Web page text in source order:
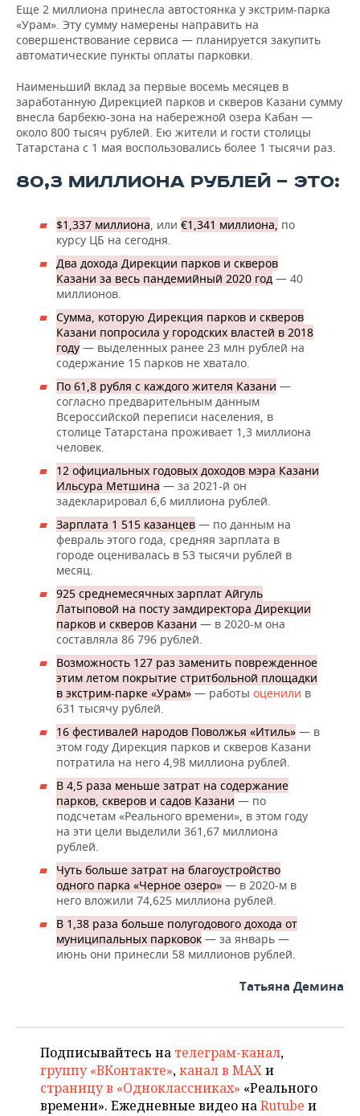
Еще 2 миллиона принесла автостоянка у экстрим-парка
«Урам». Эту сумму намерены направить на
совершенствование сервиса — планируется закупить
автоматические пункты оплаты парковки.
Наименьший вклад за первые восемь месяцев в
заработанную Дирекцией парков и скверов Казани сумму
внесла барбекю-зона на набережной озера Кабан —
около 800 тысяч рублей. Ею жители и гости столицы
Татарстана с 1 мая воспользовались более 1 тысячи раз.
80,3 МИЛЛИОНА РУБЛЕЙ — ЭТО:
$1,337 миллиона , или €1,341 миллиона, по
курсу ЦБ на сегодня.
Два дохода Дирекции парков и скверов
Казани за весь пандемийный 2020 год — 40
миллионов.
Сумма, которую Дирекция парков и скверов
Казани попросила у городских властей в 2018
году — выделенных ранее 23 млн рублей на
содержание 15 парков не хватало.
По 61,8 рубля с каждого жителя Казани —
согласно предварительным данным
Всероссийской переписи населения, в
столице Татарстана проживает 1,3 миллиона
человек.
12 официальных годовых доходов мэра Казани
Ильсура Метшина — за 2021-й он
задекларировал 6,6 миллиона рублей.
Зарплата 1 515 казанцев — по данным на
февраль этого года, средняя зарплата в
городе оценивалась в 53 тысячи рублей в
месяц.
925 среднемесячных зарплат Айгуль
Латыповой на посту замдиректора Дирекции
парков и скверов Казани — в 2020-м она
составляла 86 796 рублей.
Возможность 127 раз заменить поврежденное
этим летом покрытие стритбольной площадки
в экстрим-парке «Урам» — работы оценили в
631 тысячу рублей.
16 фестивалей народов Поволжья «Итиль» — в
этом году Дирекция парков и скверов Казани
потратила на него 4,98 миллиона рублей.
В 4,5 раза меньше затрат на содержание
парков, скверов и садов Казани — по
подсчетам «Реального времени», в этом году
на эти цели выделили 361,67 миллиона
рублей.
Чуть больше затрат на благоустройство
одного парка «Черное озеро» — в 2020-м в
него вложили 74,625 миллиона рублей.
В 1,38 раза больше полугодового дохода от
муниципальных парковок — за январь —
июнь они принесли 58 миллионов рублей.
Татьяна Демина
Подписывайтесь на телеграм-канал,
группу «ВКонтакте»,канал в MAXи
страницу в «Одноклассниках» «Реального
времени». Ежедневные видео наRutube и